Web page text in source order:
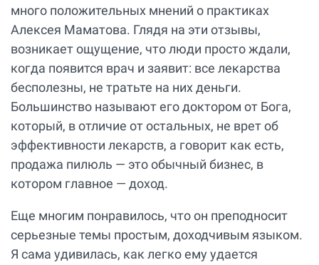
много положительных мнений о практиках
Алексея Маматова. Глядя на эти отзывы,
возникает ощущение, что люди просто ждали,
когда появится врач и заявит: все лекарства
бесполезны, не тратьте на них деньги.
Большинство называют его доктором от Бога,
который, в отличие от остальных, не врет об
эффективности лекарств, а говорит как есть,
продажа пилюль — это обычный бизнес, в
котором главное — доход.
Еще многим понравилось, что он преподносит
серьезные темы простым, доходчивым языком.
Я сама удивилась, как легко ему удается